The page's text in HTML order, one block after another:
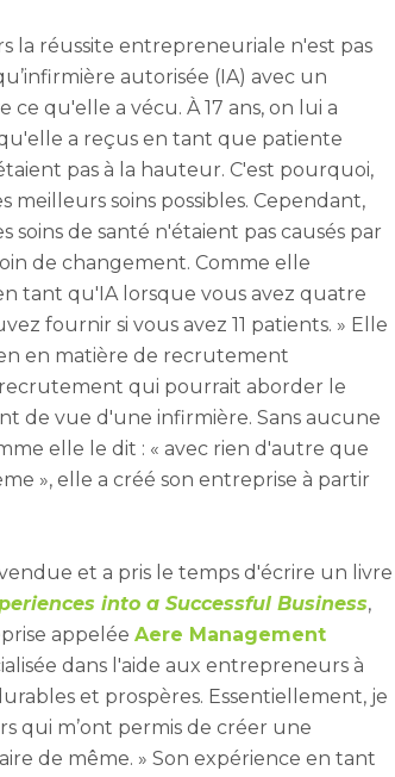
la réussite entrepreneuriale n'est pas
autorisée (IA) avec un
qu'elle a vécu. À 17 ans, on lui a
a reçus en tant que patiente
pas à la hauteur. C'est pourquoi,
soins possibles. Cependant,
de santé n'étaient pas causés par
de changement. Comme elle
tant qu'IA lorsque vous avez quatre
fournir si vous avez 11 patients. » Elle
en matière de recrutement
qui pourrait aborder le
de vue d'une infirmière. Sans aucune
elle le dit : « avec rien d'autre que
», elle a créé son entreprise à partir
et a pris le temps d'écrire un livre
into a Successful Business,
appelée Aere Management
dans l'aide aux entrepreneurs à
et prospères. Essentiellement, je
qui m’ont permis de créer une
de même. » Son expérience en tant